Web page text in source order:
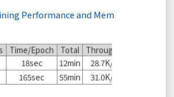
Performance and Mem
Time/Epoch Total Throughput
18sec 12min 28.7K/sec
165sec 55min 31.0K/sec